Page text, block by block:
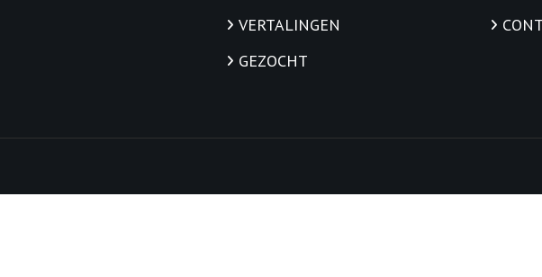
VERTALINGEN
GEZOCHT